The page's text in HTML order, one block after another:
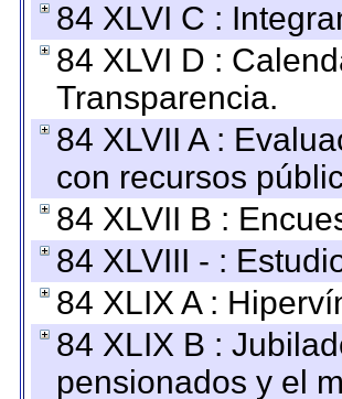
84 XLVI C :
84 XLVI D :
Transparencia.
84 XLVII A :
con recursos
84 XLVII B :
84 XLVIII - :
84 XLIX A :
84 XLIX B :
pensionados y el